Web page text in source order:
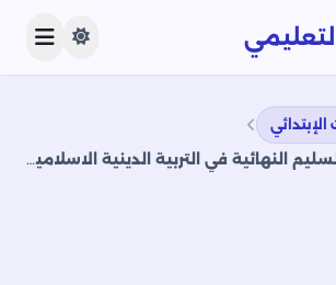
الإبتدائي
مراجعة التأسيس السليم النهائية في التربية الدينية الاسلامية لثالثة ابتدائي الترم الثاني PDF بالاجابات